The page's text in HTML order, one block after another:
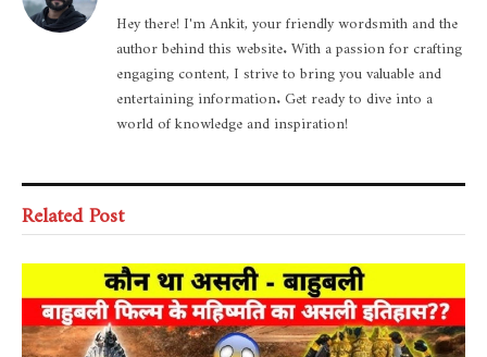
Hey there! I'm Ankit, your friendly wordsmith and the
author behind this website. With a passion for crafting
engaging content, I strive to bring you valuable and
entertaining information. Get ready to dive into a
world of knowledge and inspiration!
Related Post